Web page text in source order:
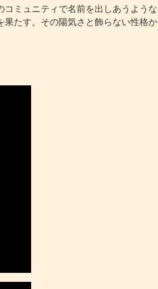
ミュニティで名前を出しあうような
たす。その陽気さと飾らない性格か